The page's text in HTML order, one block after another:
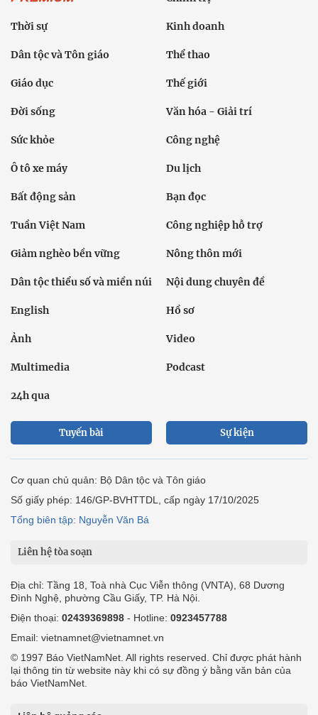
Thời sự Kinh doanh
Dân tộc và Tôn giáo Thể thao
Giáo dục Thế giới
Đời sống Văn hóa - Giải trí
Sức khỏe Công nghệ
Ô tô xe máy Du lịch
Bất động sản Bạn đọc
Tuần Việt Nam Công nghiệp hỗ trợ
Giảm nghèo bền vững Nông thôn mới
Dân tộc thiểu số và miền núi Nội dung chuyên đề
English Hồ sơ
Ảnh Video
Multimedia Podcast
24h qua
Tuyến bài Sự kiện
Cơ quan chủ quản: Bộ Dân tộc và Tôn giáo
Số giấy phép: 146/GP-BVHTTDL, cấp ngày 17/10/2025
Tổng biên tập: Nguyễn Văn Bá
Liên hệ tòa soạn
Địa chỉ: Tầng 18, Toà nhà Cục Viễn thông (VNTA), 68 Dương
Đình Nghệ, phường Cầu Giấy, TP. Hà Nội.
Điện thoại: 02439369898 - Hotline: 0923457788
Email: vietnamnet@vietnamnet.vn
© 1997 Báo VietNamNet. All rights reserved. Chỉ được phát hành
lại thông tin từ website này khi có sự đồng ý bằng văn bản của
báo VietNamNet.